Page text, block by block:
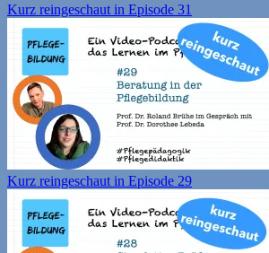
Kurz reingeschaut in Episode 31
Kurz reingeschaut in Episode 29